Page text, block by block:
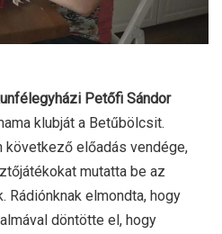
Petőfi Sándor
klubját a Betűbölcsit.
következő előadás vendége,
mutatta be az
Rádiónknak elmondta, hogy
döntötte el, hogy